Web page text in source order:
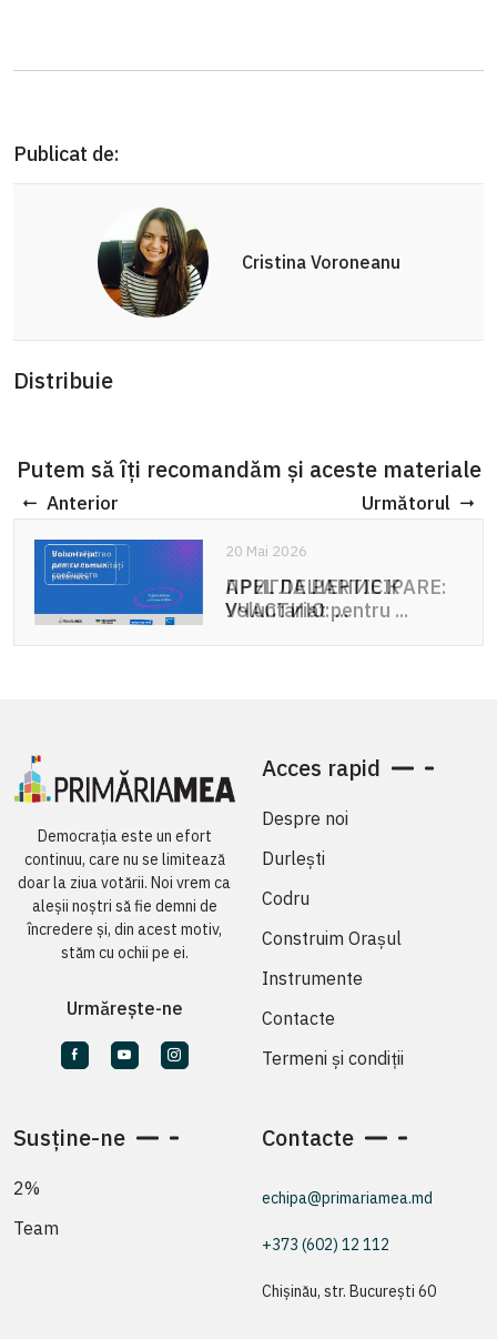
Publicat de:
Cristina Voroneanu
Distribuie
Putem să îți recomandăm și aceste materiale
Anterior Următorul
20 Mai 2026
APEL DE PARTICIPARE:
Voluntariat pentru ...
Democrația este un efort
continuu, care nu se limitează
doar la ziua votării. Noi vrem ca
aleșii noștri să fie demni de
încredere și, din acest motiv,
stăm cu ochii pe ei.
Urmărește-ne
Acces rapid
Despre noi
Durlești
Codru
Construim Orașul
Instrumente
Contacte
Termeni și condiții
Susține-ne
2%
Team
Contacte
echipa@primariamea.md
+373 (602) 12 112
Chișinău, str. București 60